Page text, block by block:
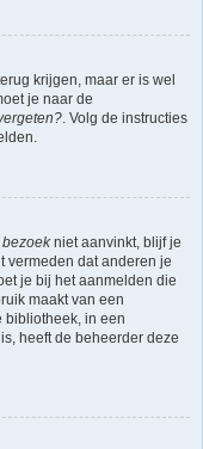
krijgen, maar er is wel
je naar de
. Volg de instructies
niet aanvinkt, blijf je
vermeden dat anderen je
je bij het aanmelden die
maakt van een
bibliotheek, in een
heeft de beheerder deze